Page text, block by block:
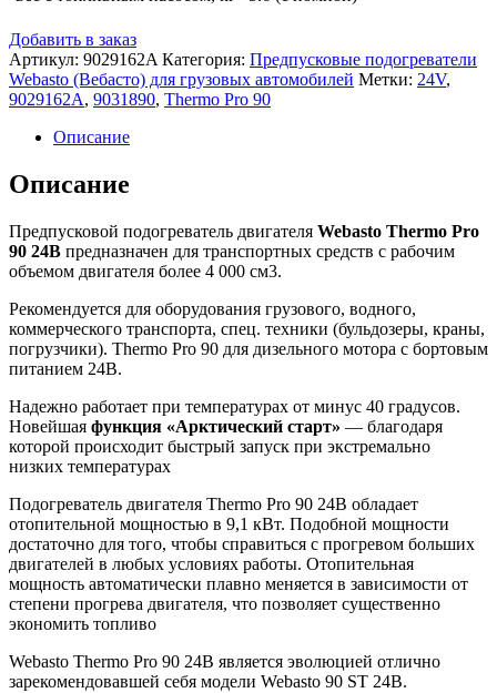
Добавить в заказ
Артикул: 9029162A Категория: Предпусковые подогреватели
Webasto (Вебасто) для грузовых автомобилей Метки: 24V,
9029162A, 9031890, Thermo Pro 90
Описание
Описание
Предпусковой подогреватель двигателя Webasto Thermo Pro
90 24В предназначен для транспортных средств с рабочим
объемом двигателя более 4 000 см3.
Рекомендуется для оборудования грузового, водного,
коммерческого транспорта, спец. техники (бульдозеры, краны,
погрузчики). Thermo Pro 90 для дизельного мотора с бортовым
питанием 24В.
Надежно работает при температурах от минус 40 градусов.
Новейшая функция «Арктический старт» — благодаря
которой происходит быстрый запуск при экстремально
низких температурах
Подогреватель двигателя Thermo Pro 90 24В обладает
отопительной мощностью в 9,1 кВт. Подобной мощности
достаточно для того, чтобы справиться с прогревом больших
двигателей в любых условиях работы. Отопительная
мощность автоматически плавно меняется в зависимости от
степени прогрева двигателя, что позволяет существенно
экономить топливо
Webasto Thermo Pro 90 24В является эволюцией отлично
зарекомендовавшей себя модели Webasto 90 ST 24В.